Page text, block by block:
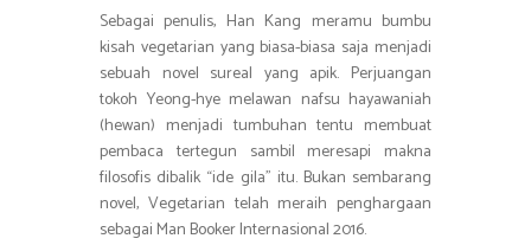
Sebagai penulis, Han Kang meramu bumbu
kisah vegetarian yang biasa-biasa saja menjadi
sebuah novel sureal yang apik. Perjuangan
tokoh Yeong-hye melawan nafsu hayawaniah
(hewan) menjadi tumbuhan tentu membuat
pembaca tertegun sambil meresapi makna
filosofis dibalik “ide gila” itu. Bukan sembarang
novel, Vegetarian telah meraih penghargaan
sebagai Man Booker Internasional 2016.